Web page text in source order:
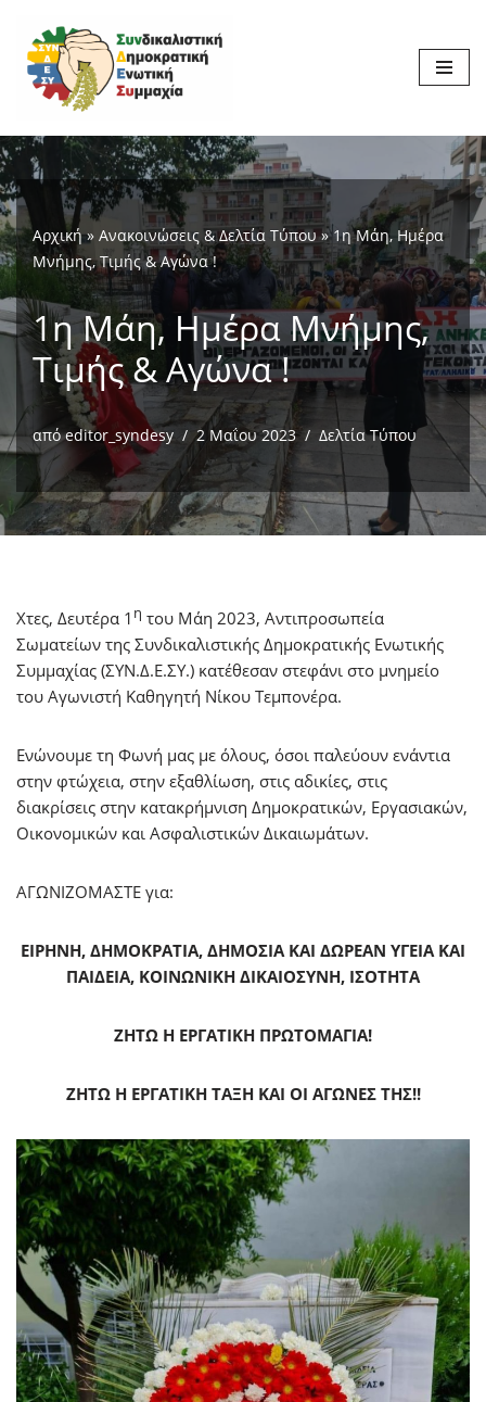
Μεταπηδήστε
στο
περιεχόμενο
Αρχική» Ανακοινώσεις & Δελτία Τύπου»1η Μάη, Ημέρα
Μνήμης, Τιμής & Αγώνα !
1η Μάη, Ημέρα Μνήμης,
Τιμής & Αγώνα !
απόeditor_syndesy 2 Μαΐου 2023 Δελτία Τύπου
Χτες, Δευτέρα 1 η του Μάη 2023, Αντιπροσωπεία
Σωματείων της Συνδικαλιστικής Δημοκρατικής Ενωτικής
Συμμαχίας (ΣΥΝ.Δ.Ε.ΣΥ.) κατέθεσαν στεφάνι στο μνημείο
του Αγωνιστή Καθηγητή Νίκου Τεμπονέρα.
Ενώνουμε τη Φωνή μας με όλους, όσοι παλεύουν ενάντια
στην φτώχεια, στην εξαθλίωση, στις αδικίες, στις
διακρίσεις στην κατακρήμνιση Δημοκρατικών, Εργασιακών,
Οικονομικών και Ασφαλιστικών Δικαιωμάτων.
ΑΓΩΝΙΖΟΜΑΣΤΕ για:
ΕΙΡΗΝΗ, ΔΗΜΟΚΡΑΤΙΑ, ΔΗΜΟΣΙΑ ΚΑΙ ΔΩΡΕΑΝ ΥΓΕΙΑ ΚΑΙ
ΠΑΙΔΕΙΑ, ΚΟΙΝΩΝΙΚΗ ΔΙΚΑΙΟΣΥΝΗ, ΙΣΟΤΗΤΑ
ΖΗΤΩ Η ΕΡΓΑΤΙΚΗ ΠΡΩΤΟΜΑΓΙΑ!
ΖΗΤΩ Η ΕΡΓΑΤΙΚΗ ΤΑΞΗ ΚΑΙ ΟΙ ΑΓΩΝΕΣ ΤΗΣ!!